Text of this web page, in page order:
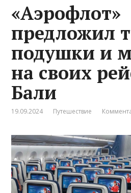
«Аэрофлот»
предложил
подушки и
на своих
Бали
19.09.2024 Путешествие